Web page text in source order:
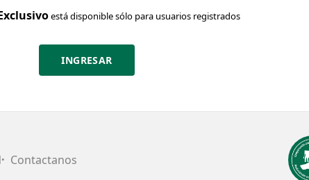
está disponible sólo para usuarios registrados
INGRESAR
Contactanos